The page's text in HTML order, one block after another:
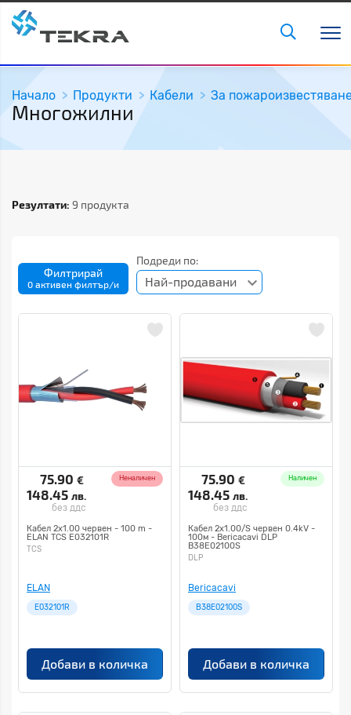
Начало Продукти Кабели За
Многожилни
Резултати: 9 продукта
Филтрирай
0 активен филтър/и
Подреди по:
Най-продавани
75.90 €
148.45 лв.
без ддс
Неналичен
Кабел 2х1.00 червен - 100 m -
ELAN TCS E032101R
TCS
ELAN
E032101R
Добави в количка
75.90 €
148.45 лв.
без ддс
Наличен
Кабел 2х1.00/S червен 0.4kV -
100м - Bericacavi DLP
B38E02100S
DLP
Bericacavi
B38E02100S
Добави в количка